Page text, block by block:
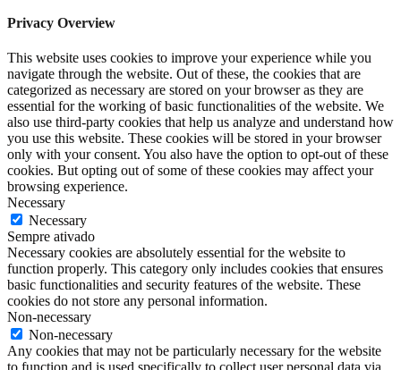
Privacy Overview
This website uses cookies to improve your experience while you
navigate through the website. Out of these, the cookies that are
categorized as necessary are stored on your browser as they are
essential for the working of basic functionalities of the website. We
also use third-party cookies that help us analyze and understand how
you use this website. These cookies will be stored in your browser
only with your consent. You also have the option to opt-out of these
cookies. But opting out of some of these cookies may affect your
browsing experience.
Necessary
Necessary
Sempre ativado
Necessary cookies are absolutely essential for the website to
function properly. This category only includes cookies that ensures
basic functionalities and security features of the website. These
cookies do not store any personal information.
Non-necessary
Non-necessary
Any cookies that may not be particularly necessary for the website